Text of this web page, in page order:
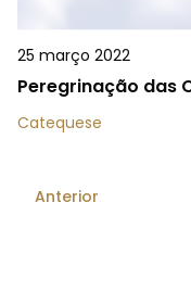
25 março 2022
Peregrinação das
Catequese
Anterior